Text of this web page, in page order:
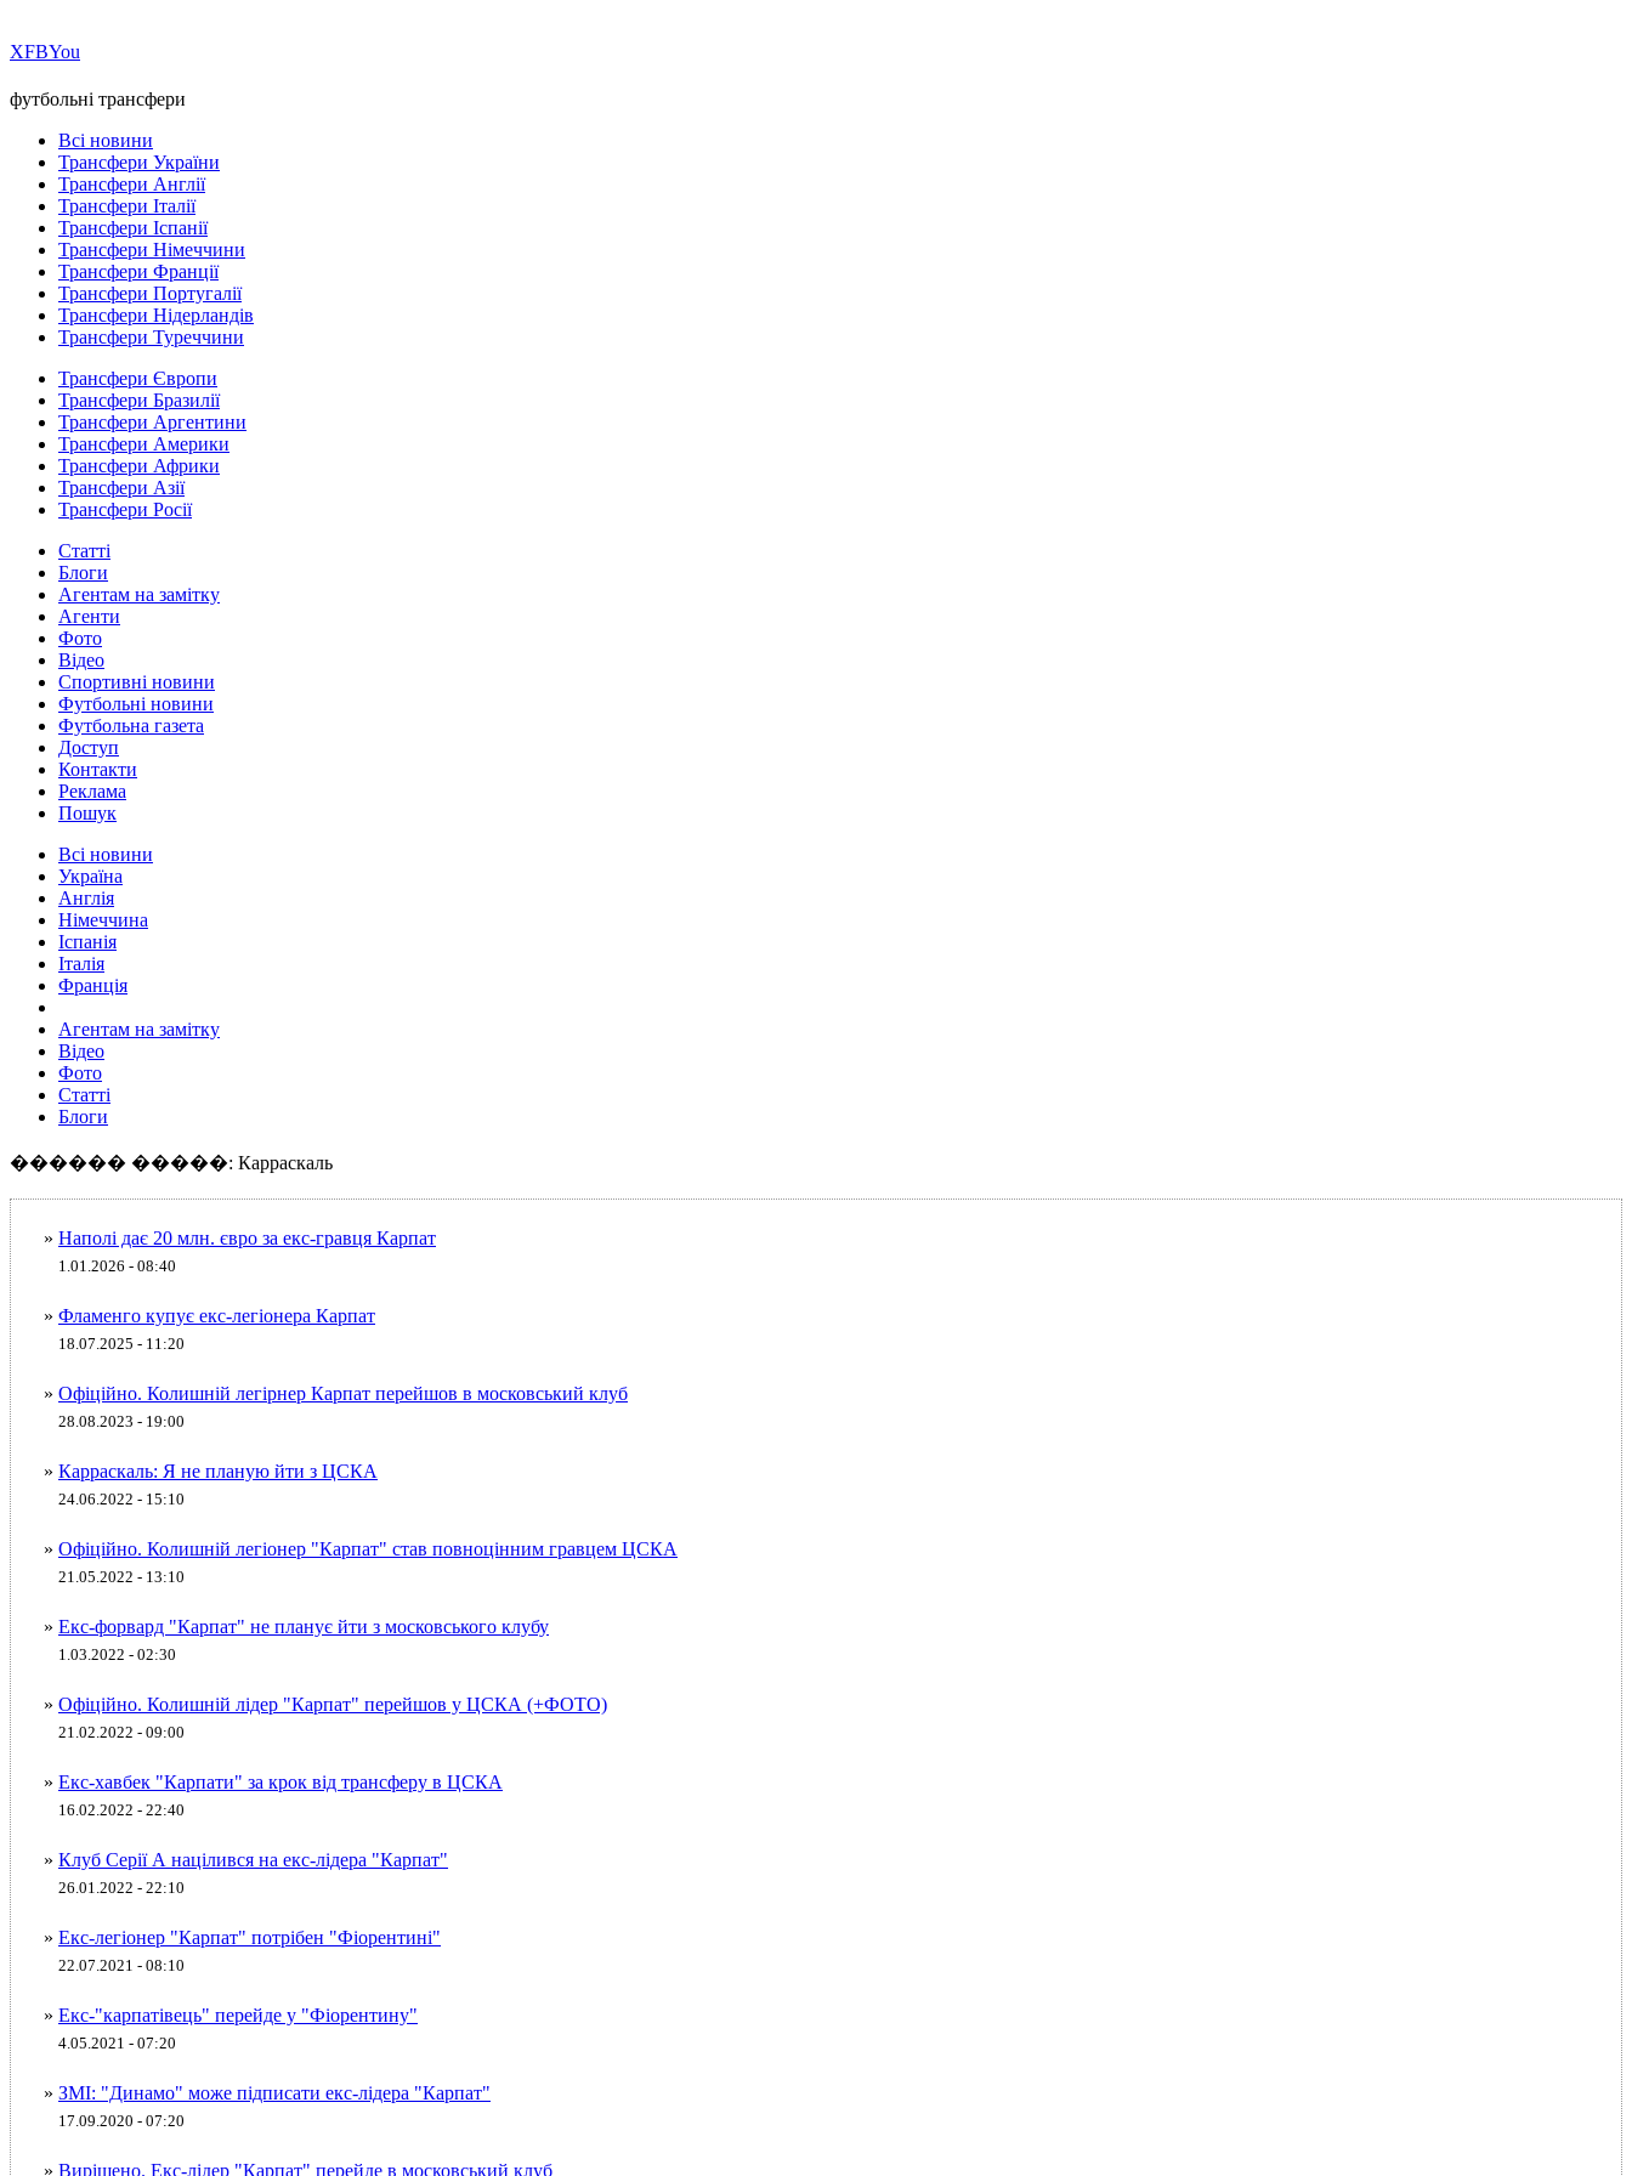
ХFBYou
футбольні трансфери
Всі новини
Трансфери України
Трансфери Англії
Трансфери Італії
Трансфери Іспанії
Трансфери Німеччини
Трансфери Франції
Трансфери Португалії
Трансфери Нідерландів
Трансфери Туреччини
Трансфери Європи
Трансфери Бразилії
Трансфери Аргентини
Трансфери Америки
Трансфери Африки
Трансфери Азії
Трансфери Росії
Статті
Блоги
Агентам на замітку
Агенти
Фото
Відео
Спортивні новини
Футбольні новини
Футбольна газета
Доступ
Контакти
Реклама
Пошук
Всі новини
Україна
Англія
Німеччина
Іспанія
Італія
Франція
Агентам на замітку
Відео
Фото
Статті
Блоги
������ �����: Карраскаль
» Наполі дає 20 млн. євро за екс-гравця Карпат
1.01.2026 - 08:40
» Фламенго купує екс-легіонера Карпат
18.07.2025 - 11:20
» Офіційно. Колишній легірнер Карпат перейшов в московський клуб
28.08.2023 - 19:00
» Карраскаль: Я не планую йти з ЦСКА
24.06.2022 - 15:10
» Офіційно. Колишній легіонер "Карпат" став повноцінним гравцем ЦСКА
21.05.2022 - 13:10
» Екс-форвард "Карпат" не планує йти з московського клубу
1.03.2022 - 02:30
» Офіційно. Колишній лідер "Карпат" перейшов у ЦСКА (+ФОТО)
21.02.2022 - 09:00
» Екс-хавбек "Карпати" за крок від трансферу в ЦСКА
16.02.2022 - 22:40
» Клуб Серії А націлився на екс-лідера "Карпат"
26.01.2022 - 22:10
» Екс-легіонер "Карпат" потрібен "Фіорентині"
22.07.2021 - 08:10
» Екс-"карпатівець" перейде у "Фіорентину"
4.05.2021 - 07:20
» ЗМІ: "Динамо" може підписати екс-лідера "Карпат"
17.09.2020 - 07:20
» Вирішено. Екс-лідер "Карпат" перейде в московський клуб